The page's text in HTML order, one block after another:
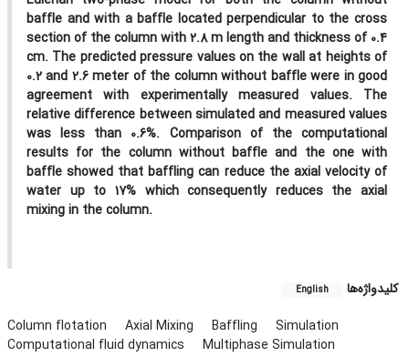
baffle and with a baffle located perpendicular to the cross
section of the column with 2.8 m length and thickness of 0.4
cm. The predicted pressure values on the wall at heights of
0.2 and 2.6 meter of the column without baffle were in good
agreement with experimentally measured values. The
relative difference between simulated and measured values
was less than 0.6%. Comparison of the computational
results for the column without baffle and the one with
baffle showed that baffling can reduce the axial velocity of
water up to 17% which consequently reduces the axial
mixing in the column.
کلیدواژه‌ها English
Column flotation Axial Mixing Baffling
Simulation
Computational fluid dynamics
Multiphase Simulation